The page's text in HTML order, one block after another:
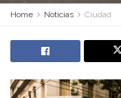
Home Noticias Ciudad